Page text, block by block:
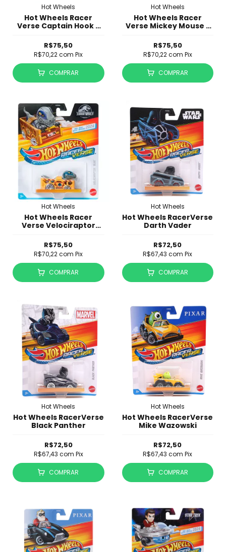
Hot Wheels
Hot Wheels Racer
Verse Captain Hook -
R$75,50
R$70,22com Pix
COMPRAR
Hot Wheels
Hot Wheels Racer
Verse Mickey Mouse -
R$75,50
R$70,22com Pix
COMPRAR
Hot Wheels
Hot Wheels Racer
Verse Velociraptor
HRT35
R$75,50
R$70,22com Pix
COMPRAR
Hot Wheels
Hot Wheels RacerVerse
Darth Vader
R$72,50
R$67,43com Pix
COMPRAR
Hot Wheels
Hot Wheels RacerVerse
Black Panther
R$72,50
R$67,43 com Pix
COMPRAR
Hot Wheels
Hot Wheels RacerVerse
Mike Wazowski
R$72,50
R$67,43com Pix
COMPRAR